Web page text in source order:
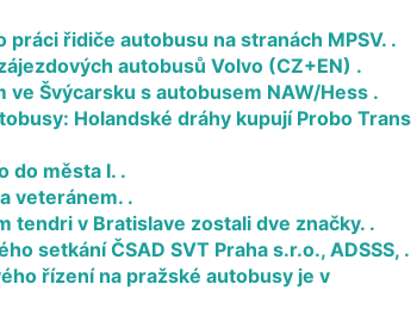
řidiče autobusu na stranách MPSV. .
autobusů Volvo (CZ+EN) .
ve Švýcarsku s autobusem NAW/Hess .
Holandské dráhy kupují Probo Trans
do města I. .
veteránem. .
tendri v Bratislave zostali dve značky. .
setkání ČSAD SVT Praha s.r.o., ADSSS, .
řízení na pražské autobusy je v